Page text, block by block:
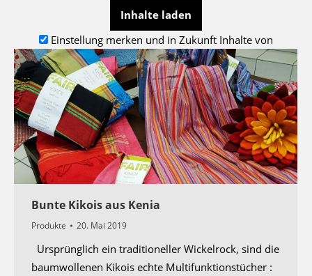
Inhalte laden
Einstellung merken und in Zukunft Inhalte von
Google Maps automatisch laden und diese Seite neu
laden.
Die Seite versucht ein externes Script zu
laden.
Dies funktioniert eventuell nur, wenn Sie
automatisches Laden zulassen und diese Seite
neu laden
Bunte Kikois aus Kenia
Produkte 20. Mai 2019
Ursprünglich ein traditioneller Wickelrock, sind die
baumwollenen Kikois echte Multifunktionstücher :